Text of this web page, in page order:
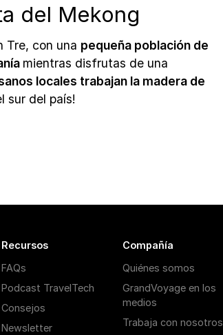
del Mekong
Tre, con una pequeña población de
mientras disfrutas de una
locales trabajan la madera de
sur del país!
Recursos
FAQs
Podcast TravelTech
Consejos
Newsletter
Compañía
Quiénes somos
GrandVoyage en los
medios
Trabaja con nosotros